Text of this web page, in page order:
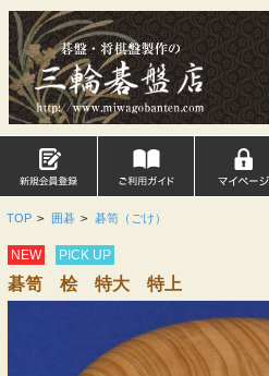
TOP > 囲碁 > 碁笥（ごけ）
NEW PICK UP
碁笥 桧 特大 特上